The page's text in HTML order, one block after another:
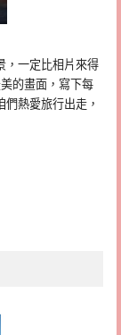
，一定比相片來得
的畫面，寫下每
熱愛旅行出走，